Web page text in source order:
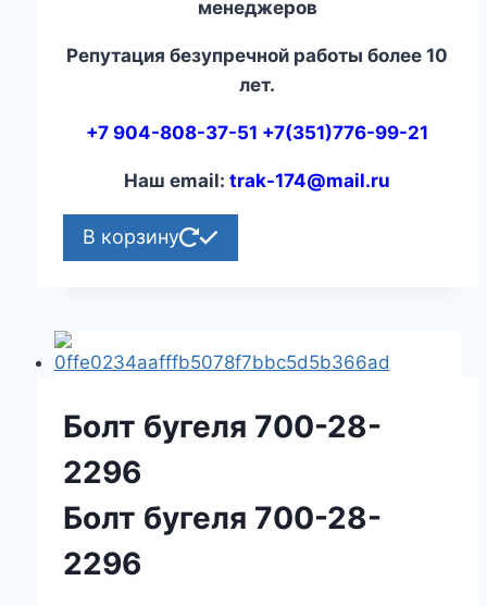
менеджеров
Репутация безупречной работы более 10
лет.
+7 904-808-37-51 +7(351)776-99-21
Наш email:trak-174@mail.ru
В корзину
Болт бугеля 700-28-
2296
Болт бугеля 700-28-
2296